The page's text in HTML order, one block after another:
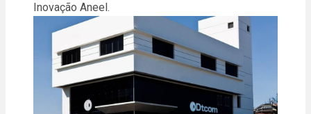
Inovação Aneel.